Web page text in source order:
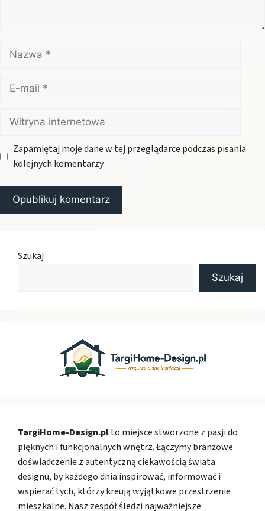
Nazwa
mail
Witryna
internetowa
Zapamiętaj moje dane w tej przeglądarce podczas pisania
kolejnych komentarzy.
Szukaj
Szukaj
TargiHome-Design.plto miejsce stworzone z pasji do
pięknych i funkcjonalnych wnętrz. Łączymy branżowe
doświadczenie z autentyczną ciekawością świata
designu, by każdego dnia inspirować, informować i
wspierać tych, którzy kreują wyjątkowe przestrzenie
mieszkalne. Nasz zespół śledzi najważniejsze